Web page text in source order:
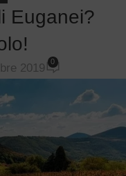
Euganei?
2019 0